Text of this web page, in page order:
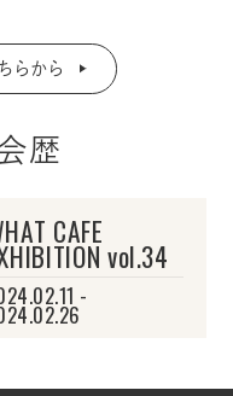
らから
歴
CAFE
vol.34
-